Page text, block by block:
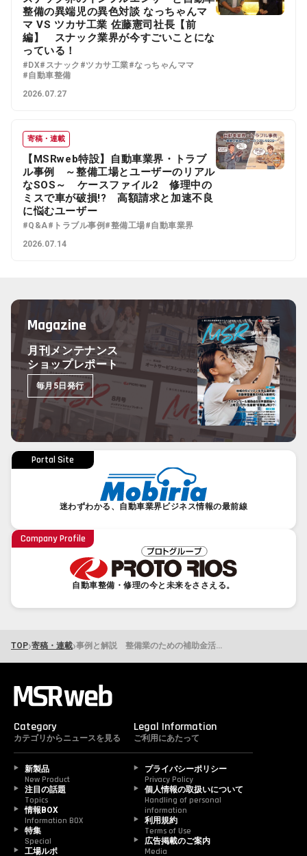
整備の異端児の異色対談 なっちゃんマ
マ VS ツカサ工業 佐藤憲司社長【前
編】 スナック業界が今すごいことにな
っている！
#DX#スナック #ツカサ工業#なっちゃんママ
#自動車整備
2026.07.27
寄稿・連載
【MSRweb特設】自動車業界・トラブ
ル事例 ～整備工場とユーザーのリアル
なSOS～ ケースファイル2 修理中の
ミスで車が破損!? 高額請求と加速不良
に悩むユーザー
#Q&A#トラブル事例 #整備工場#自動車業界
2026.07.14
Magazine
月刊メンテナンス
ショップレポート
毎月5日発行
Portal Site
迷わずわかる、自動車業界ビジネス情報の最前線
Company Profile
自動車整備・修理の今と未来をささえる。
TOP›寄稿・連載› 事例と解説 整備業のための補助金活用講座 第10回 事例：整備と予備検査のワンストップ化
Category
カテゴリからニュースを見る
新製品
New Product
注目の話題
Topics
情報BOX
Information BOX
特集
Special
工場ルポ
Legal Information
ご利用にあたって
プライバシーポリシー
Privacy Policy
個人情報の取扱いについて
Handling of personal
information
利用規約
Terms of Use
広告掲載のご案内
Media